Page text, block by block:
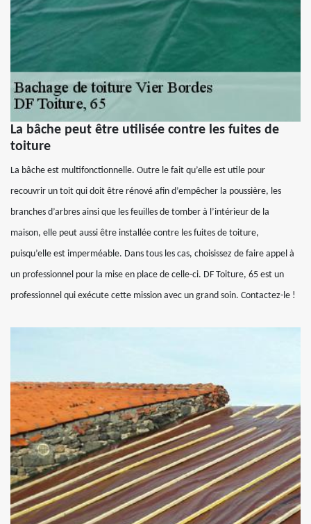
La bâche peut être utilisée contre les fuites de
toiture
La bâche est multifonctionnelle. Outre le fait qu’elle est utile pour
recouvrir un toit qui doit être rénové afin d’empêcher la poussière, les
branches d’arbres ainsi que les feuilles de tomber à l’intérieur de la
maison, elle peut aussi être installée contre les fuites de toiture,
puisqu’elle est imperméable. Dans tous les cas, choisissez de faire appel à
un professionnel pour la mise en place de celle-ci. DF Toiture, 65 est un
professionnel qui exécute cette mission avec un grand soin. Contactez-le !